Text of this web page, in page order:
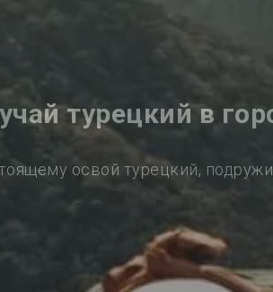
турецкий в
освой турецкий,